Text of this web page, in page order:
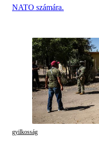
NATO számára.
gyilkosság